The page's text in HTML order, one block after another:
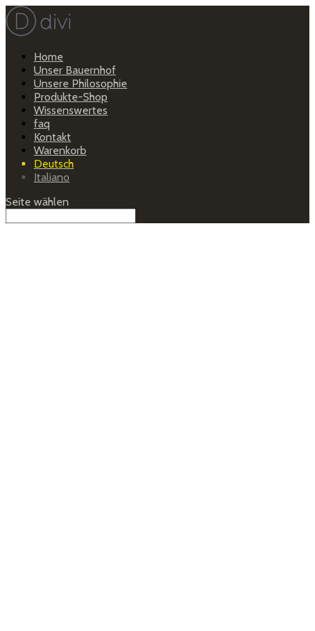
Home
Unser Bauernhof
Unsere Philosophie
Produkte-Shop
Wissenswertes
faq
Kontakt
Warenkorb
Deutsch
Italiano
Seite wählen